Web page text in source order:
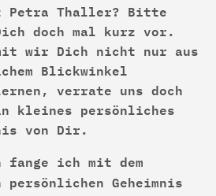
Petra Thaller? Bitte
doch mal kurz vor.
wir Dich nicht nur aus
Blickwinkel
verrate uns doch
kleines persönliches
von Dir.
fange ich mit dem
Geheimnis